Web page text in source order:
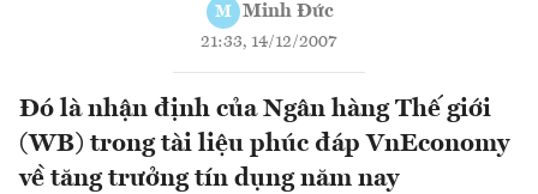
M Minh Đức
21:33, 14/12/2007
Đó là nhận định của Ngân hàng Thế giới
(WB) trong tài liệu phúc đáp VnEconomy
về tăng trưởng tín dụng năm nay